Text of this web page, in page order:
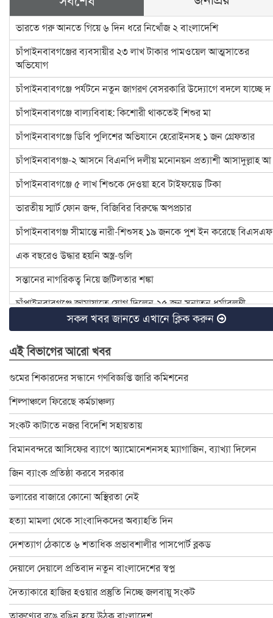
ভারতে গরু আনতে গিয়ে ৬ দিন ধরে নিখোঁজ ২ বাংলাদেশি
চাঁপাইনবাবগঞ্জের ব্যবসায়ীর ২৩ লাখ টাকার পামওয়েল আত্মসাতের
অভিযোগ
চাঁপাইনবাবগঞ্জে পর্যটনে নতুন জাগরণ বেসরকারি উদ্যোগে বদলে যাচ্ছে দ
চাঁপাইনবাবগঞ্জে বাল্যবিবাহ: কিশোরী থাকতেই শিশুর মা
চাঁপাইনবাবগঞ্জে ডিবি পুলিশের অভিযানে হেরোইনসহ ১ জন গ্রেফতার
চাঁপাইনবাবগঞ্জ-২ আসনে বিএনপি দলীয় মনোনয়ন প্রত্যাশী আসাদুল্লাহ আ
চাঁপাইনবাবগঞ্জে ৫ লাখ শিশুকে দেওয়া হবে টাইফয়েড টিকা
ভারতীয় স্মার্ট ফোন জব্দ, বিজিবির বিরুদ্ধে অপপ্রচার
চাঁপাইনবাবগঞ্জ সীমান্তে নারী-শিশুসহ ১৯ জনকে পুশ ইন করেছে বিএসএফ
এক বছরেও উদ্ধার হয়নি অস্ত্র-গুলি
সন্তানের নাগরিকত্ব নিয়ে জটিলতার শঙ্কা
চাঁপাইনবাবগঞ্জে জামায়াতে যোগ দিলেন ২৫ জন সনাতন ধর্মাবলম্বী
চাঁপাইনবাবগঞ্জে বিটিসিএলের ৩৩ লাখ টাকা বকেয়া, মামলার সুপারিশ
৪ হত্যা মামলার আসামি ইউপি চেয়ারম্যান টিপু সাময়িক বরখাস্ত
চাঁপাইনবাবগঞ্জে ডেঙ্গু প্রতিরোধে মশক নিধন কার্যক্রম শুরু
রাষ্ট্রপতি ও প্রধান উপদেষ্টার সঙ্গে সেনাপ্রধানের সাক্ষাৎ
ইসির নির্বাচনী রোডম্যাপে যা থাকছে
বাংলাদেশ জাতীয় অন্ধ কল্যাণ সমিতি চাঁপাইনবাবগঞ্জ শাখার নবনির্বাচিত
চাঁপাইনবাবগঞ্জে স্বেচ্ছাসেবক দলের মতবিনিময় সভা অনুষ্ঠিত
চাঁপাইনবাবগঞ্জে বিদ্যুৎস্পৃষ্টে প্রাণ গেলো মা-মেয়ের
ডাকসু নির্বাচনে লড়ছেন চাঁপাইনবাবগঞ্জের ৯ শিক্ষার্থী
চাঁপাইনবাবগঞ্জ ফোরামের ৩৯ সদস্য বিশিষ্ট কমিটি গঠন : সভাপতি বুলবুল
চাঁপাইনবাবগঞ্জে বানভাসি পরিবারের মাঝে ত্রাণ বিতরণ
২৪ ঘণ্টায় চাঁপাইনবাবগঞ্জে পদ্মার পানি কমেছে ২৫ সেন্টিমিটার
ঐতিহ্যের সাক্ষী ৫০০ বছরের পুরাতন সোনামসজিদ
সকল খবর জানতে এখানে ক্লিক করুন
এই বিভাগের আরো খবর
গুমের শিকারদের সন্ধানে গণবিজ্ঞপ্তি জারি কমিশনের
শিল্পাঞ্চলে ফিরেছে কর্মচাঞ্চল্য
সংকট কাটাতে নজর বিদেশি সহায়তায়
বিমানবন্দরে আসিফের ব্যাগে অ্যামোনেশনসহ ম্যাগাজিন, ব্যাখ্যা দিলেন
জিন ব্যাংক প্রতিষ্ঠা করবে সরকার
ডলারের বাজারে কোনো অস্থিরতা নেই
হত্যা মামলা থেকে সাংবাদিকদের অব্যাহতি দিন
দেশত্যাগ ঠেকাতে ৬ শতাধিক প্রভাবশালীর পাসপোর্ট ব্লকড
দেয়ালে দেয়ালে প্রতিবাদ নতুন বাংলাদেশের স্বপ্ন
দৈত্যাকারে হাজির হওয়ার প্রস্তুতি নিচ্ছে জলবায়ু সংকট